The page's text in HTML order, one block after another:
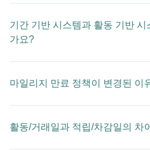
기간 기반 시스템과 활동 기반 시
가요?
마일리지 만료 정책이 변경된 이
활동/거래일과 적립/차감일의 차